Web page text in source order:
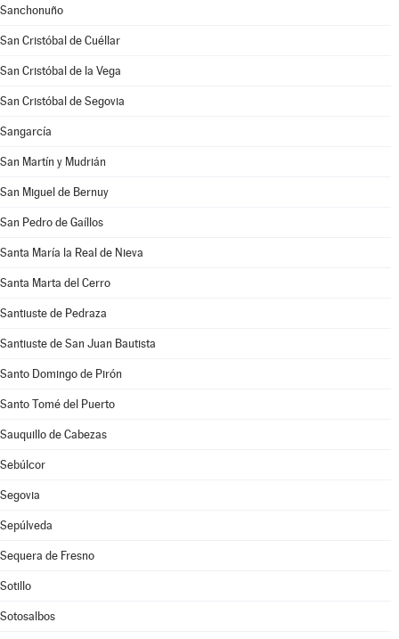
Sanchonuño
San Cristóbal de Cuéllar
San Cristóbal de la Vega
San Cristóbal de Segovia
Sangarcía
San Martín y Mudrián
San Miguel de Bernuy
San Pedro de Gaíllos
Santa María la Real de Nieva
Santa Marta del Cerro
Santiuste de Pedraza
Santiuste de San Juan Bautista
Santo Domingo de Pirón
Santo Tomé del Puerto
Sauquillo de Cabezas
Sebúlcor
Segovia
Sepúlveda
Sequera de Fresno
Sotillo
Sotosalbos